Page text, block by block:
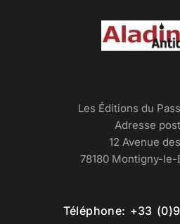
Les Éditions du
Adresse
12 Avenue
78180 Montigny-
Téléphone: +33